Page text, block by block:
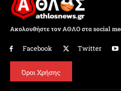
Ακολουθήστε τον ΑΘΛΟ στα social
Facebook Twitter
Όροι Χρήσης